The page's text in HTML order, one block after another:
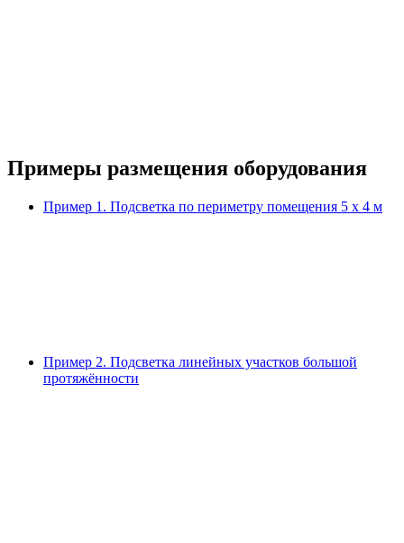
Примеры размещения оборудования
Пример 1. Подсветка по периметру помещения 5 х 4 м
Пример 2. Подсветка линейных участков большой
протяжённости